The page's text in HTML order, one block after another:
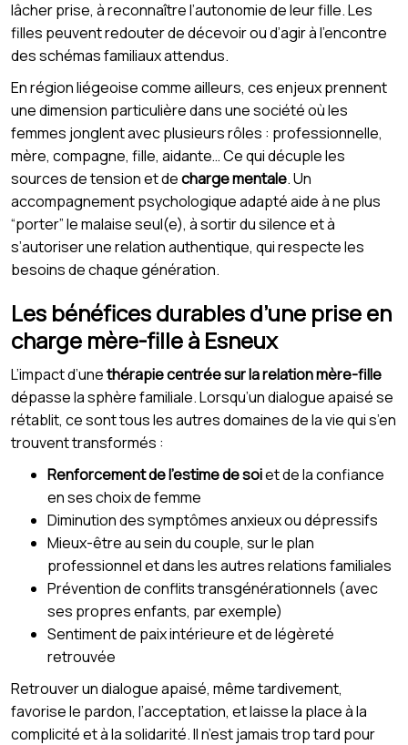
lâcher prise, à reconnaître l’autonomie de leur fille. Les
filles peuvent redouter de décevoir ou d’agir à l’encontre
des schémas familiaux attendus.
En région liégeoise comme ailleurs, ces enjeux prennent
une dimension particulière dans une société où les
femmes jonglent avec plusieurs rôles : professionnelle,
mère, compagne, fille, aidante… Ce qui décuple les
sources de tension et decharge mentale. Un
accompagnement psychologique adapté aide à ne plus
“porter” le malaise seul(e), à sortir du silence et à
s’autoriser une relation authentique, qui respecte les
besoins de chaque génération.
Les bénéfices durables d’une prise en
charge mère-fille à Esneux
L’impact d’unethérapie centrée sur la relation mère-fille
dépasse la sphère familiale. Lorsqu’un dialogue apaisé se
rétablit, ce sont tous les autres domaines de la vie qui s’en
trouvent transformés :
Renforcement de l’estime de soiet de la confiance
en ses choix de femme
Diminution des symptômes anxieux ou dépressifs
Mieux-être au sein du couple, sur le plan
professionnel et dans les autres relations familiales
Prévention de conflits transgénérationnels (avec
ses propres enfants, par exemple)
Sentiment de paix intérieure et de légèreté
retrouvée
Retrouver un dialogue apaisé, même tardivement,
favorise le pardon, l’acceptation, et laisse la place à la
complicité et à la solidarité. Il n’est jamais trop tard pour